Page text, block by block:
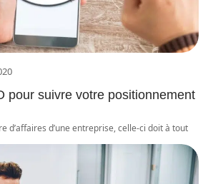
pour suivre votre positionnement
d’affaires d’une entreprise, celle-ci doit à tout